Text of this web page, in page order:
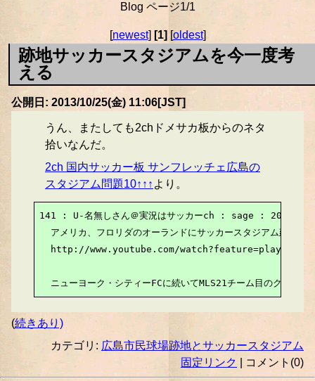
Blog ページ1/1
[newest] [1] [oldest]
跡地サッカースタジアムを今一度考
える
公開日: 2013/10/25(金) 11:06[JST]
うん、またしても2chドメサカ板からのネタ
拾いなんだ。
2ch 国内サッカー板 サンフレッチェ広島の
スタジアム問題10↑↑↑ より。
141 : U-名無しさん＠実況はサッカーch : sage : 2013/
アメリカ、フロリダのオーランドにサッカースタジアム建設決
http://www.youtube.com/
ニューヨーク・シティーFCに続いてMLS21チーム目のクラブに
(続きあり)
カテゴリ: 広島市民球場跡地とサッカースタジアム
固定リンク
| コメント(0)